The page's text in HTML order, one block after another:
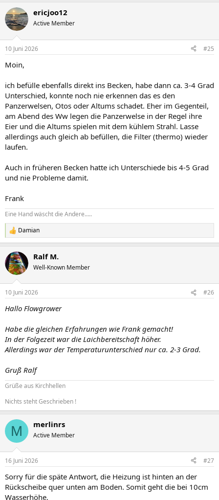
ericjoo12
Active Member
10 Juni 2026 #25
Moin,
ich befülle ebenfalls direkt ins Becken, habe dann ca. 3-4 Grad
Unterschied, konnte noch nie erkennen das es den
Panzerwelsen, Otos oder Altums schadet. Eher im Gegenteil,
am Abend des Ww legen die Panzerwelse in der Regel ihre
Eier und die Altums spielen mit dem kühlem Strahl. Lasse
allerdings auch gleich ab befüllen, die Filter (thermo) wieder
laufen.
Auch in früheren Becken hatte ich Unterschiede bis 4-5 Grad
und nie Probleme damit.
Frank
Eine Hand wäscht die Andere.....
R
e
k
t
i
e
:
Damian
Ralf M.
Well-Known Member
10 Juni 2026 #26
Hallo Flowgrower
Habe die gleichen Erfahrungen wie Frank gemacht!
In der Folgezeit war die Laichbereitschaft höher.
Allerdings war der Temperaturunterschied nur ca. 2-3 Grad.
Gruß Ralf
Grüße aus Kirchhellen
Nichts steht Geschrieben !
M merlinrs
Active Member
16 Juni 2026 #27
Sorry für die späte Antwort, die Heizung ist hinten an der
Rückscheibe quer unten am Boden. Somit geht die bei 10cm
Wasserhöhe.